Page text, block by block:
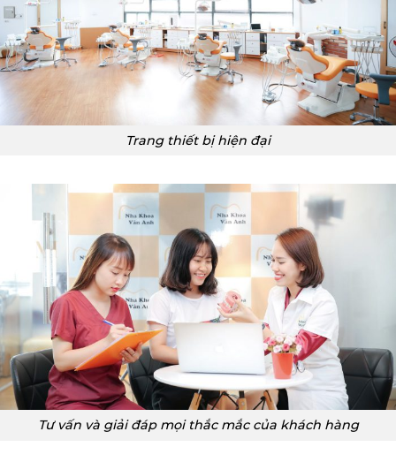
Trang thiết bị hiện đại
Tư vấn và giải đáp mọi thắc mắc của khách hàng